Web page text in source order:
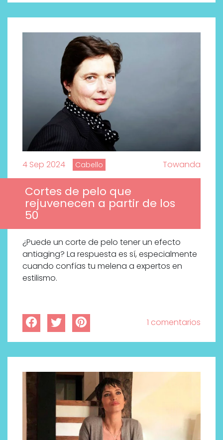
4 Sep 2024 Cabello Towanda
Cortes de pelo que
rejuvenecen a partir de los
50
¿Puede un corte de pelo tener un efecto
antiaging? La respuesta es sí, especialmente
cuando confías tu melena a expertos en
estilismo.
1 comentarios